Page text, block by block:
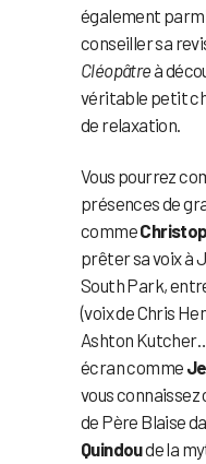
également
conseiller sa
Cléopâtreà
véritable petit
de relaxation.
Vous pourrez
présences de
comme
prêter sa voix à
South Park,
(voix de Chris
Ashton
écran comme
vous
de Père Blaise
Quindoude la